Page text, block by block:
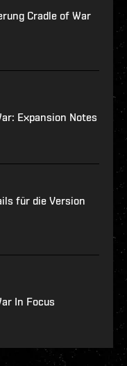
Cradle of War
Expansion Notes
für die Version
In Focus